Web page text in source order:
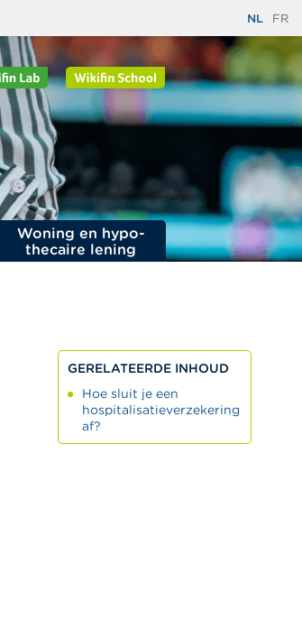
NL FR
Woning en hypo­
thecaire lening
GERELATEERDE INHOUD
Hoe sluit je een
hospitalisatieverzekering
af?